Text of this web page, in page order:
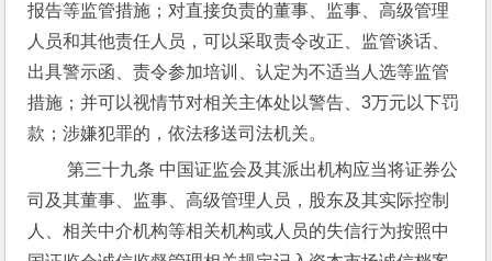
报告等监管措施；对直接负责的董事、监事、高级管理
人员和其他责任人员，可以采取责令改正、监管谈话、
出具警示函、责令参加培训、认定为不适当人选等监管
措施；并可以视情节对相关主体处以警告、3万元以下罚
款；涉嫌犯罪的，依法移送司法机关。
第三十九条 中国证监会及其派出机构应当将证券公
司及其董事、监事、高级管理人员，股东及其实际控制
人、相关中介机构等相关机构或人员的失信行为按照中